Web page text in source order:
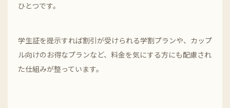
ひとつです。
学生証を提示すれば割引が受けられる学割プランや、カップ
ル向けのお得なプランなど、料金を気にする方にも配慮され
た仕組みが整っています。